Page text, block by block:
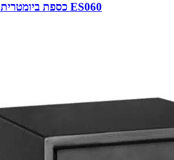
כספת ביומטרית חסינת אש 46 ליטר ES060